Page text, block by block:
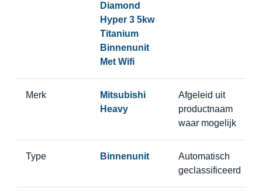
Diamond
Hyper 3 5kw
Titanium
Binnenunit
Met Wifi
Merk
Mitsubishi
Heavy
Afgeleid uit
productnaam
waar mogelijk
Type Binnenunit
Automatisch
geclassificeerd